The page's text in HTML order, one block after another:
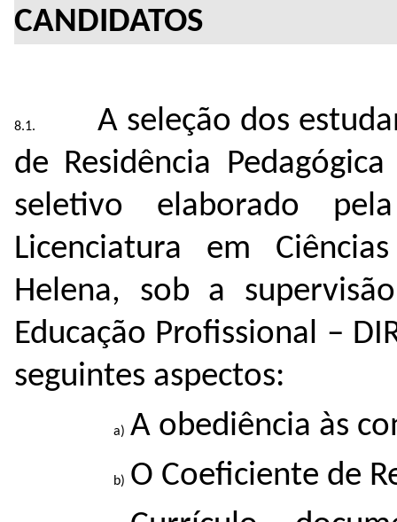
CANDIDATOS
A seleção dos
de Residência
seletivo elaborado
Licenciatura em
Helena, sob a
Educação Profissional –
seguintes aspectos:
A obediência às
O Coeficiente de